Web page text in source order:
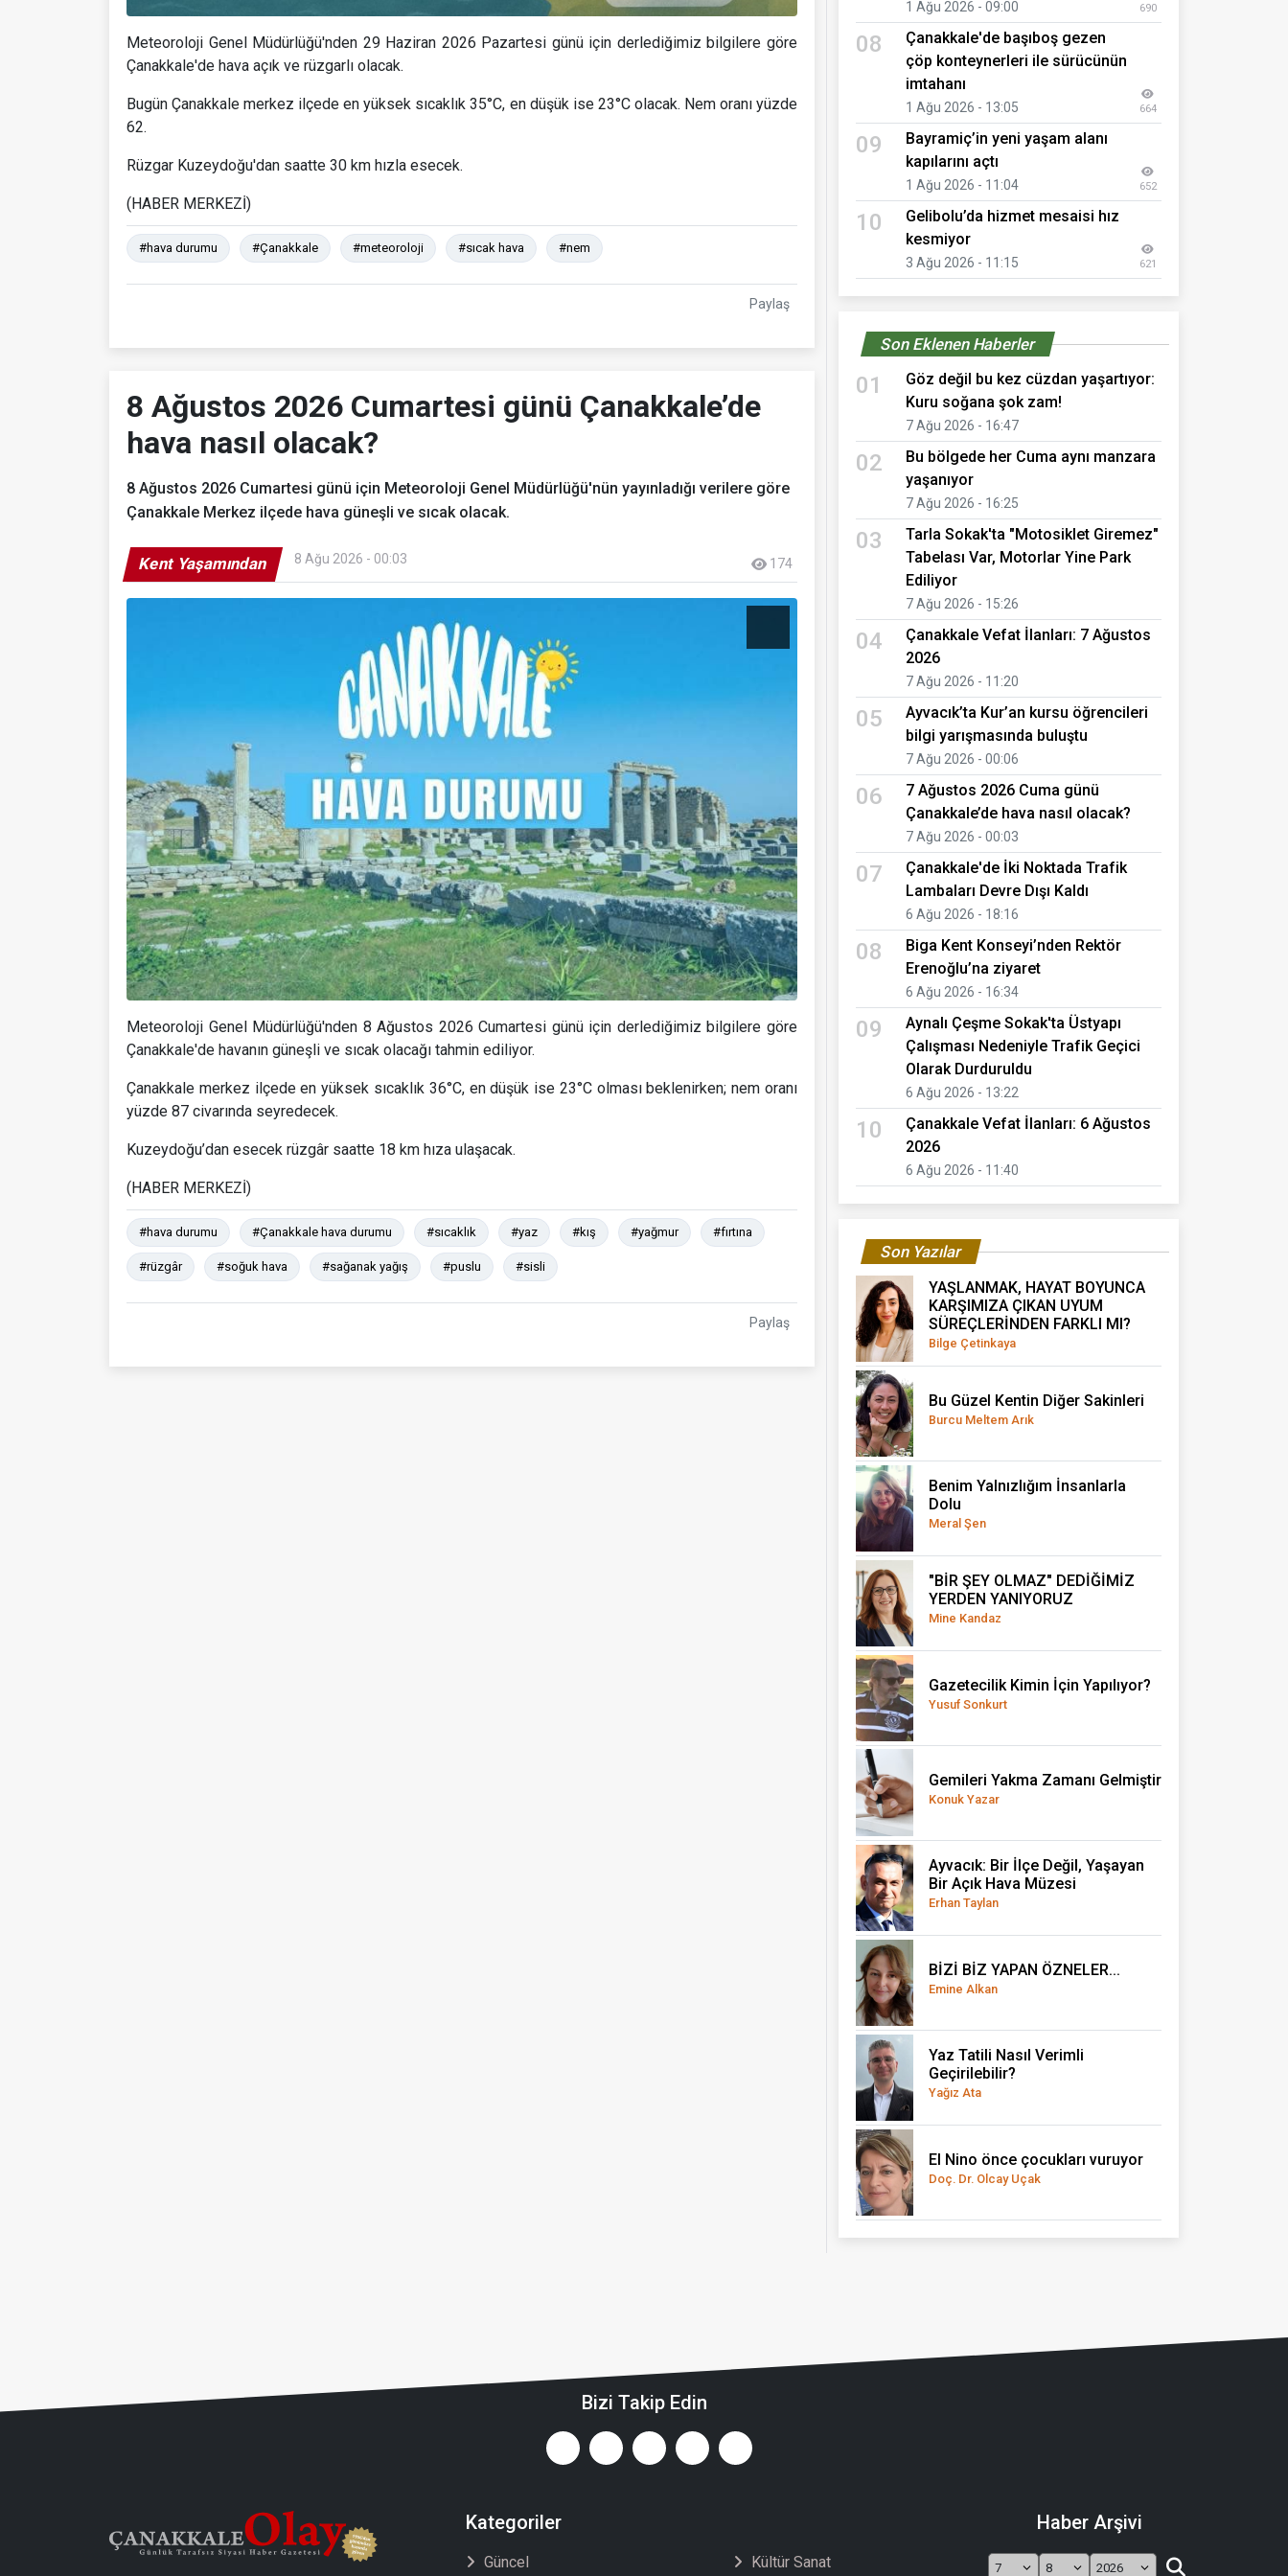
Meteoroloji Genel Müdürlüğü'nden 29 Haziran 2026 Pazartesi günü için derlediğimiz bilgilere göre
Çanakkale'de hava açık ve rüzgarlı olacak.
Bugün Çanakkale merkez ilçede en yüksek sıcaklık 35°C, en düşük ise 23°C olacak. Nem oranı yüzde
62.
Rüzgar Kuzeydoğu'dan saatte 30 km hızla esecek.
(HABER MERKEZİ)
#hava durumu #Çanakkale #meteoroloji #sıcak hava #nem
Paylaş
8 Ağustos 2026 Cumartesi günü Çanakkale’de
hava nasıl olacak?
8 Ağustos 2026 Cumartesi günü için Meteoroloji Genel Müdürlüğü'nün yayınladığı verilere göre
Çanakkale Merkez ilçede hava güneşli ve sıcak olacak.
Kent Yaşamından 8 Ağu 2026 - 00:03 174
Meteoroloji Genel Müdürlüğü'nden 8 Ağustos 2026 Cumartesi günü için derlediğimiz bilgilere göre
Çanakkale'de havanın güneşli ve sıcak olacağı tahmin ediliyor.
Çanakkale merkez ilçede en yüksek sıcaklık 36°C, en düşük ise 23°C olması beklenirken; nem oranı
yüzde 87 civarında seyredecek.
Kuzeydoğu’dan esecek rüzgâr saatte 18 km hıza ulaşacak.
(HABER MERKEZİ)
#hava durumu #Çanakkale hava durumu #sıcaklık #yaz #kış #yağmur #fırtına
#rüzgâr #soğuk hava #sağanak yağış #puslu #sisli
Paylaş
1 Ağu 2026 - 09:00 690
08
Çanakkale'de başıboş gezen
çöp konteynerleri ile sürücünün
imtahanı
1 Ağu 2026 - 13:05 664
09
Bayramiç’in yeni yaşam alanı
kapılarını açtı
1 Ağu 2026 - 11:04 652
10
Gelibolu’da hizmet mesaisi hız
kesmiyor
3 Ağu 2026 - 11:15 621
Son Eklenen Haberler
01
Göz değil bu kez cüzdan yaşartıyor:
Kuru soğana şok zam!
7 Ağu 2026 - 16:47
02
Bu bölgede her Cuma aynı manzara
yaşanıyor
7 Ağu 2026 - 16:25
03
Tarla Sokak'ta "Motosiklet Giremez"
Tabelası Var, Motorlar Yine Park
Ediliyor
7 Ağu 2026 - 15:26
04
Çanakkale Vefat İlanları: 7 Ağustos
2026
7 Ağu 2026 - 11:20
05
Ayvacık’ta Kur’an kursu öğrencileri
bilgi yarışmasında buluştu
7 Ağu 2026 - 00:06
06
7 Ağustos 2026 Cuma günü
Çanakkale’de hava nasıl olacak?
7 Ağu 2026 - 00:03
07
Çanakkale'de İki Noktada Trafik
Lambaları Devre Dışı Kaldı
6 Ağu 2026 - 18:16
08
Biga Kent Konseyi’nden Rektör
Erenoğlu’na ziyaret
6 Ağu 2026 - 16:34
09
Aynalı Çeşme Sokak'ta Üstyapı
Çalışması Nedeniyle Trafik Geçici
Olarak Durduruldu
6 Ağu 2026 - 13:22
10
Çanakkale Vefat İlanları: 6 Ağustos
2026
6 Ağu 2026 - 11:40
Son Yazılar
YAŞLANMAK, HAYAT BOYUNCA
KARŞIMIZA ÇIKAN UYUM
SÜREÇLERİNDEN FARKLI MI?
Bilge Çetinkaya
Bu Güzel Kentin Diğer Sakinleri
Burcu Meltem Arık
Benim Yalnızlığım İnsanlarla
Dolu
Meral Şen
"BİR ŞEY OLMAZ" DEDİĞİMİZ
YERDEN YANIYORUZ
Mine Kandaz
Gazetecilik Kimin İçin Yapılıyor?
Yusuf Sonkurt
Gemileri Yakma Zamanı Gelmiştir
Konuk Yazar
Ayvacık: Bir İlçe Değil, Yaşayan
Bir Açık Hava Müzesi
Erhan Taylan
BİZİ BİZ YAPAN ÖZNELER...
Emine Alkan
Yaz Tatili Nasıl Verimli
Geçirilebilir?
Yağız Ata
El Nino önce çocukları vuruyor
Doç. Dr. Olcay Uçak
Bizi Takip Edin
Kategoriler
Güncel Kültür Sanat
Haber Arşivi